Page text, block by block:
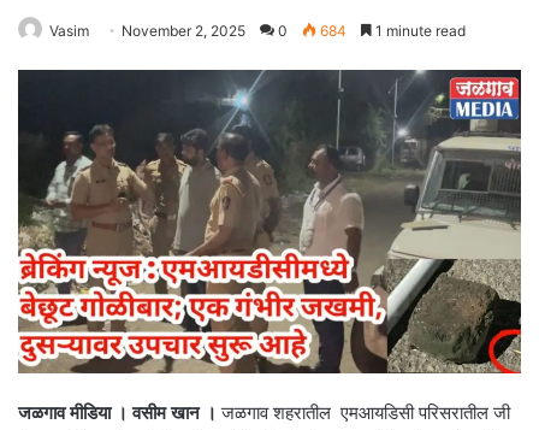
Vasim November 2, 2025 0 684 1 minute read
जळगाव मीडिया । वसीम खान । जळगाव शहरातील एमआयडिसी परिसरातील जी